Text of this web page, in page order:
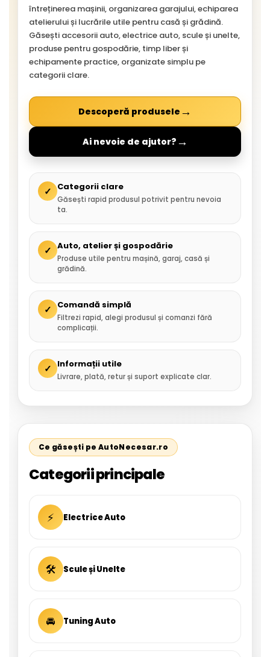
întreținerea mașinii, organizarea garajului, echiparea
atelierului și lucrările utile pentru casă și grădină.
Găsești accesorii auto, electrice auto, scule și unelte,
produse pentru gospodărie, timp liber și
echipamente practice, organizate simplu pe
categorii clare.
Descoperă produsele →
Ai nevoie de ajutor? →
✓ Categorii clare
Găsești rapid produsul potrivit pentru nevoia
ta.
✓ Auto, atelier și gospodărie
Produse utile pentru mașină, garaj, casă și
grădină.
✓ Comandă simplă
Filtrezi rapid, alegi produsul și comanzi fără
complicații.
✓ Informații utile
Livrare, plată, retur și suport explicate clar.
Ce găsești pe AutoNecesar.ro
Categorii principale
⚡ Electrice Auto
🛠 Scule și Unelte
🚘 Tuning Auto